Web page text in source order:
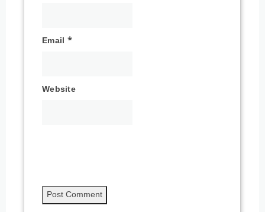
Email *
Website